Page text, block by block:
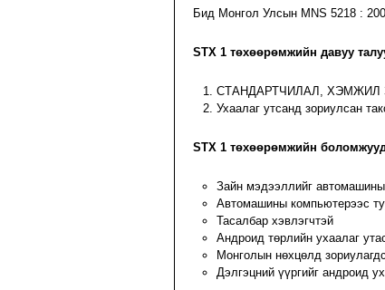
Бид Монгол Улсын MNS 5218 :
STX 1 төхөөрөмжийн давуу
СТАНДАРТЧИЛАЛ, ХЭМЖИЛ
Ухаалаг утсанд зориулсан
STX 1 төхөөрөмжийн
Зайн мэдээллийг автомашины
Автомашины компьютерээс
Тасалбар хэвлэгчтэй
Андроид төрлийн ухаалаг
Монголын нөхцөлд
Дэлгэцний үүргийг андроид